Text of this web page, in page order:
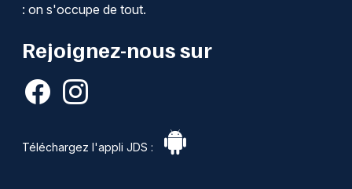
: on s'occupe de tout.
Rejoignez-nous sur
Téléchargez l'appli JDS :